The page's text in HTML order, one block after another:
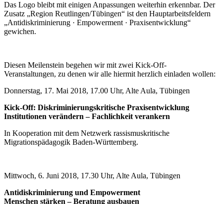
Das Logo bleibt mit einigen Anpassungen weiterhin erkennbar. Der
Zusatz „Region Reutlingen/Tübingen“ ist den Hauptarbeitsfeldern
„Antidiskriminierung · Empowerment · Praxisentwicklung“
gewichen.
Diesen Meilenstein begehen wir mit zwei Kick-Off-
Veranstaltungen, zu denen wir alle hiermit herzlich einladen wollen:
Donnerstag, 17. Mai 2018, 17.00 Uhr, Alte Aula, Tübingen
Kick-Off: Diskriminierungskritische Praxisentwicklung
Institutionen verändern – Fachlichkeit verankern
In Kooperation mit dem Netzwerk rassismuskritische
Migrationspädagogik Baden-Württemberg.
Mittwoch, 6. Juni 2018, 17.30 Uhr, Alte Aula, Tübingen
Antidiskriminierung und Empowerment
Menschen stärken – Beratung ausbauen